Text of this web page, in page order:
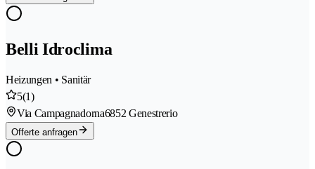
Belli Idroclima
Heizungen • Sanitär
5(1)
Via Campagnadorna6852 Genestrerio
Offerte anfragen